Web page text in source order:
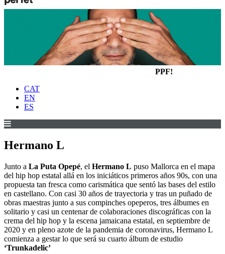
PPF!
CAT
EN
ES
Hermano L
Junto a La Puta Opepé, el Hermano L puso Mallorca en el mapa
del hip hop estatal allá en los iniciáticos primeros años 90s, con una
propuesta tan fresca como carismática que sentó las bases del estilo
en castellano. Con casi 30 años de trayectoria y tras un puñado de
obras maestras junto a sus compinches opeperos, tres álbumes en
solitario y casi un centenar de colaboraciones discográficas con la
crema del hip hop y la escena jamaicana estatal, en septiembre de
2020 y en pleno azote de la pandemia de coronavirus, Hermano L
comienza a gestar lo que será su cuarto álbum de estudio
‘Trunkadelic’